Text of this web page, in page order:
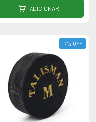
ADICIONAR
17% OFF